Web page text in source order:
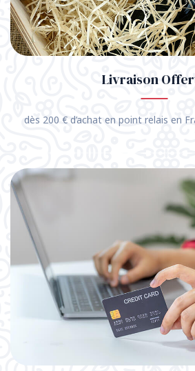
Livraison
dès 200 € d’achat en point relais en